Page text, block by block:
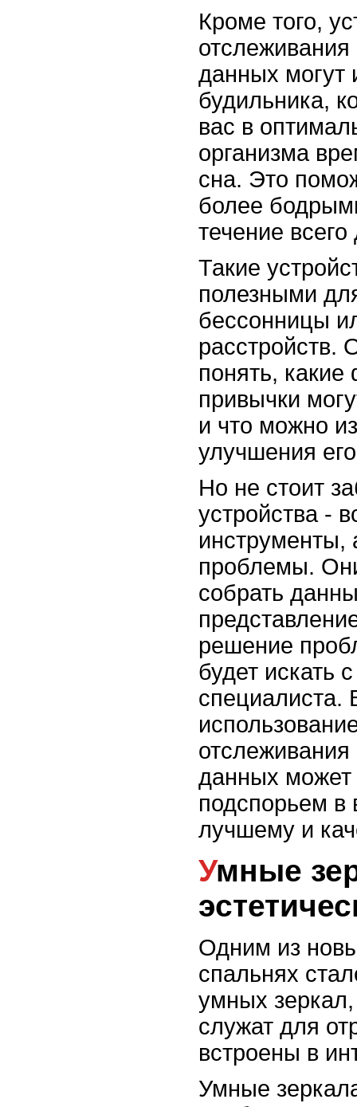
Кроме того,
данных могут
будильника,
вас в
организма
сна. Это
более
течение всего
Такие
полезными
бессонницы
расстройств.
понять,
привычки
и что можно
улучшения
Но не стоит
устройства -
проблемы.
собрать
решение
будет искать
специалиста.
данных
подспорьем в
лучшему и
Умные зеркала и
Одним из
спальнях
умных
служат для
встроены в
Умные